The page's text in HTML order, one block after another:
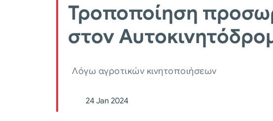
Τροποποίηση
στον
Λόγω αγροτικών κινητοποιήσεων
24 Jan 2024